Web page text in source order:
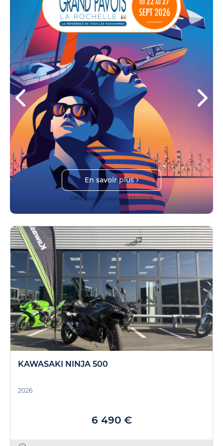
En savoir plus
Offre valable jusqu'au 27/10/2026
KAWASAKI NINJA 500
2026
6 490 €